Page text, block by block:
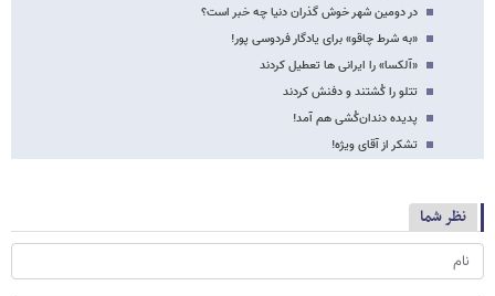
در دومین شهر خوش گذران دنیا چه خبر است؟
«به شرط چاقو» برای یادگار فردوسی پور!
«آلکسا» را ایرانی ها تعطیل کردند
تتلو را کُشتند و دفنش کردند
پدیده دندان‌کُشی هم آمد!
تشکر از آقای ویژه!
نظر شما